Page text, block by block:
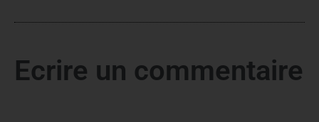
Ecrire un commentaire